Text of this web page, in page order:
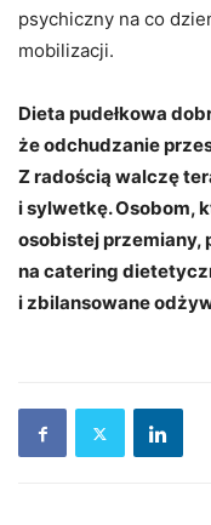
psychiczny na co
mobilizacji.
Dieta pudełkowa
że odchudzanie
Z radością walczę
i sylwetkę. Osobom,
osobistej przemiany,
na catering
i zbilansowane